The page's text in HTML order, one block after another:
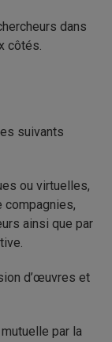
dans
côtés.
suivants
ou virtuelles,
compagnies,
ainsi que par
d’œuvres et
par la